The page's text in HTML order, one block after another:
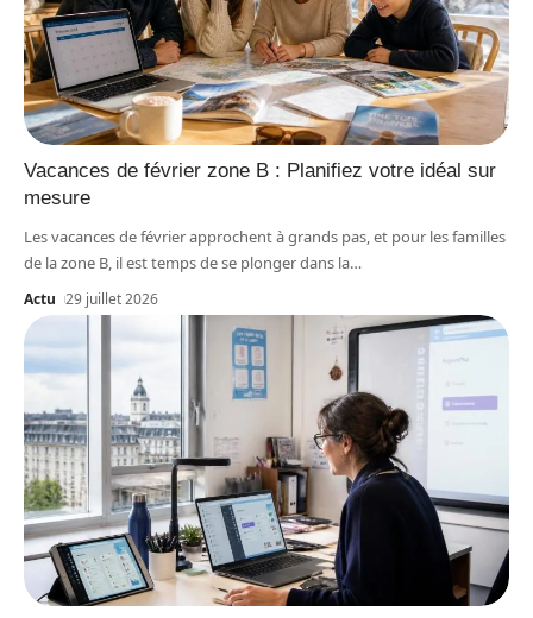
Vacances de février zone B : Planifiez votre idéal sur
mesure
Les vacances de février approchent à grands pas, et pour les familles
de la zone B, il est temps de se plonger dans la…
Actu 29 juillet 2026